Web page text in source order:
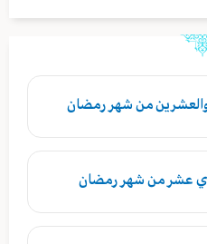
والعشرين من شهر رمضان
عشر من شهر رمضان